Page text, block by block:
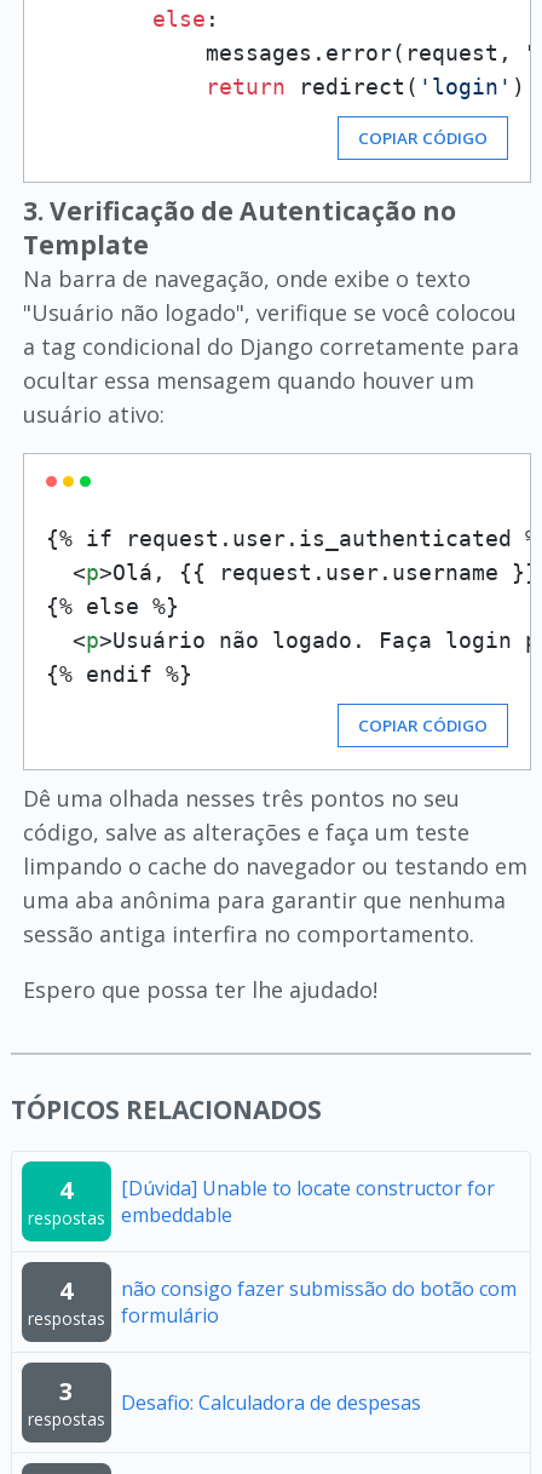
else :
            messages.error(request,
return redirect( 'login'
COPIAR CÓDIGO
3. Verificação de Autenticação no
Template
Na barra de navegação, onde exibe o texto
"Usuário não logado", verifique se você colocou
a tag condicional do Django corretamente para
ocultar essa mensagem quando houver um
usuário ativo:
{% if request.user.is_authenticated
<p>Olá, {{ request.user.username }}
{% else %}
<p>Usuário não logado. Faça login
COPIAR CÓDIGO
Dê uma olhada nesses três pontos no seu
código, salve as alterações e faça um teste
limpando o cache do navegador ou testando em
uma aba anônima para garantir que nenhuma
sessão antiga interfira no comportamento.
Espero que possa ter lhe ajudado!
TÓPICOS RELACIONADOS
4
respostas
[Dúvida] Unable to locate constructor for
embeddable
4
respostas
não consigo fazer submissão do botão com
formulário
3
respostas
Desafio: Calculadora de despesas